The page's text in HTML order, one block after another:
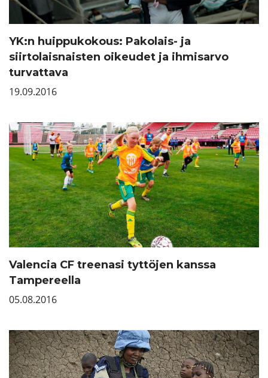
YK:n huippukokous: Pakolais- ja
siirtolaisnaisten oikeudet ja ihmisarvo
turvattava
19.09.2016
Valencia CF treenasi tyttöjen kanssa
Tampereella
05.08.2016